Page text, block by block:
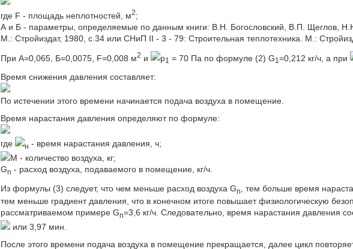
где F - площадь неплотностей, м2;
А и Б - параметры, определяемые по данным книги: В.Н. Богословский, В.П. Щеглов,
М.: Стройиздат, 1980, с.34 или СНиП II - 3 - 79: Строительная теплотехника. М.:
При А=0,065, Б=0,0075, F=0,008 м2 и p1 = 70 Па по формуле (2) G1=0,212 кг/ч, а при
Время снижения давления составляет:
По истечении этого времени начинается подача воздуха в помещение.
Время нарастания давления определяют по формуле:
где н - время нарастания давления, ч;
М - количество воздуха, кг;
Gn - расход воздуха, подаваемого в помещение, кг/ч.
Из формулы (3) следует, что чем меньше расход воздуха Gn
, тем больше время
тем меньше градиент давления, что в конечном итоге повышает физиологическую
рассматриваемом примере Gn=3,6 кг/ч. Следовательно, время нарастания давления
или 3,97 мин.
После этого времени подача воздуха в помещение прекращается, далее цикл